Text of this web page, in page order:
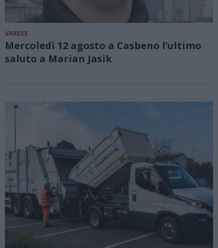
VARESE
Mercoledì 12 agosto a Casbeno l’ultimo
saluto a Marian Jasik